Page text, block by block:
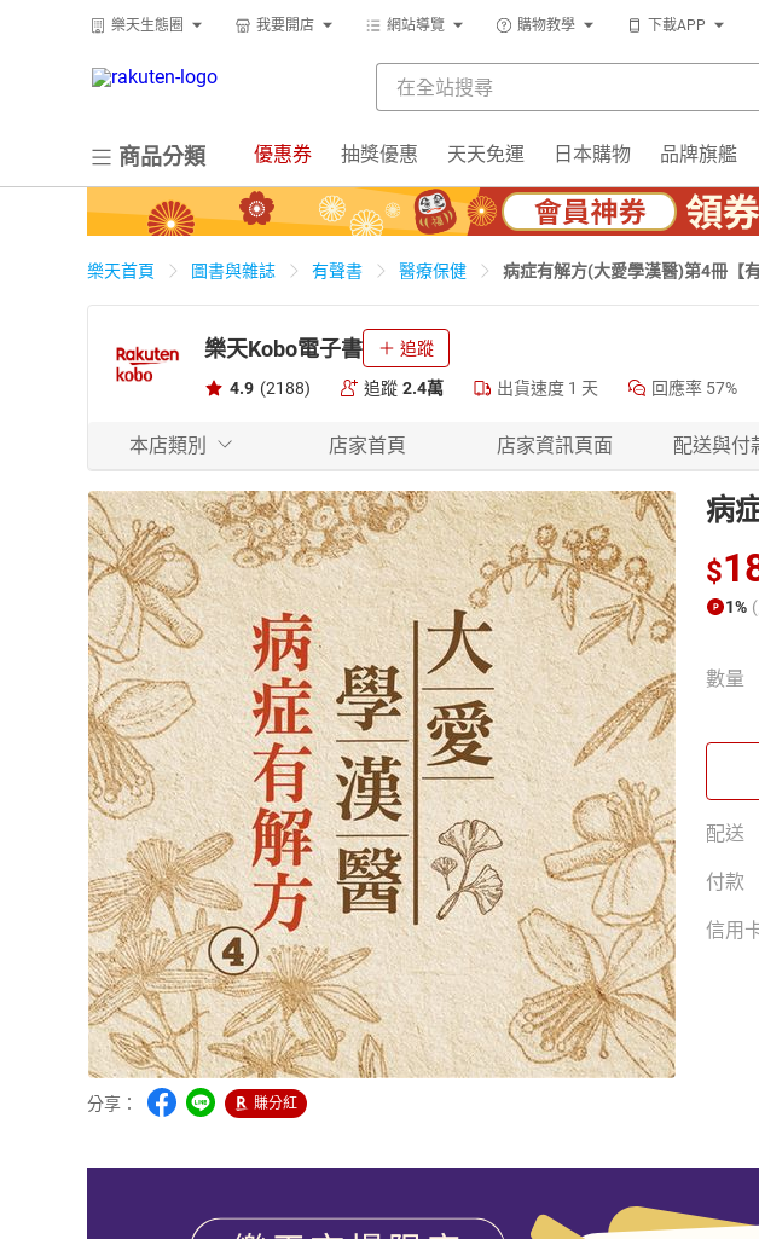
樂天生態圈 我要開店 網站導覽 購物教學 下載APP
商品分類 優惠券 抽獎優惠 天天免運 日本購物 品牌旗艦
樂天首頁 圖書與雜誌 有聲書 醫療保健 病症有解方(大愛學漢醫)第4冊【有
樂天Kobo電子書 追蹤
4.9 (2188) 追蹤 2.4萬 出貨速度 1 天 回應率 57%
本店類別 店家首頁 店家資訊頁面 配送與付
分享： 賺分紅
病
$
1%
數量
配送
付款
信用